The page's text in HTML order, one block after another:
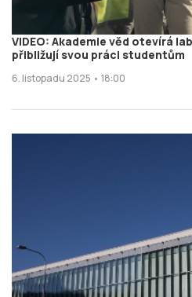
VIDEO: Akademie věd otevírá
přibližují svou práci studentům
6. listopadu 2025 • 18:00